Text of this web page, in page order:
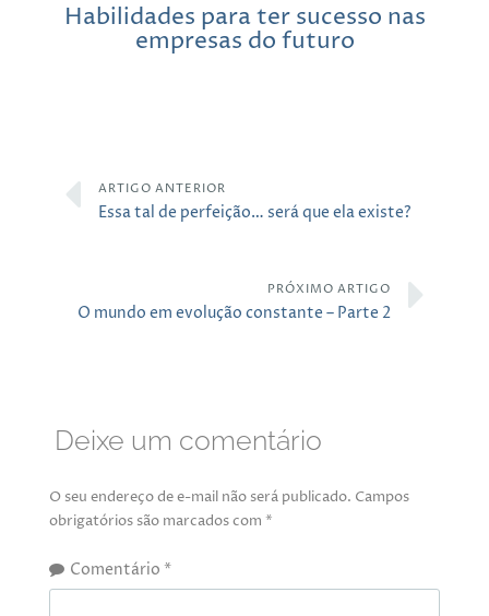
Habilidades para ter sucesso nas
empresas do futuro
ARTIGO ANTERIOR
Essa tal de perfeição… será que ela existe?
PRÓXIMO ARTIGO
O mundo em evolução constante – Parte 2
Deixe um comentário
O seu endereço de e-mail não será publicado. Campos
obrigatórios são marcados com *
Comentário *